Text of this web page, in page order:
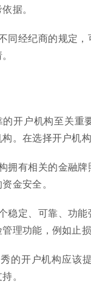
据。
同经纪商的规定
开户机构至关重
。在选择开户机
拥有相关的金融
金安全。
稳定、可靠、功
理功能，例如止损
的开户机构应该
。